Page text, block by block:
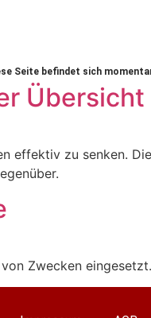
Seite befindet sich
Übersicht
effektiv zu senken.
Zwecken